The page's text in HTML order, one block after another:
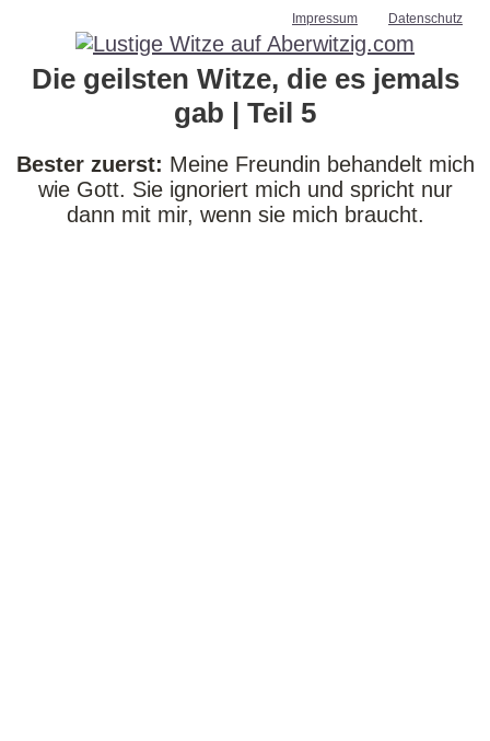
Impressum Datenschutz
Die geilsten Witze, die es jemals
gab | Teil 5
Bester zuerst: Meine Freundin behandelt mich
wie Gott. Sie ignoriert mich und spricht nur
dann mit mir, wenn sie mich braucht.